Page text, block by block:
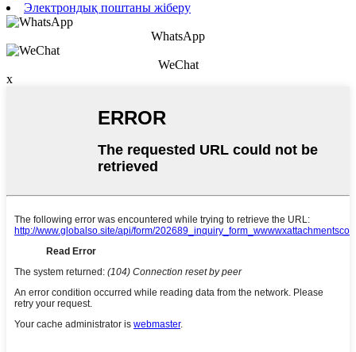
Электрондық поштаны жіберу
WhatsApp
WeChat
x